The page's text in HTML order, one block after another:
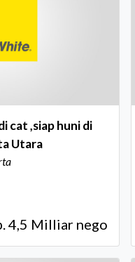
cat ,siap huni di
Utara
4,5 Milliar nego